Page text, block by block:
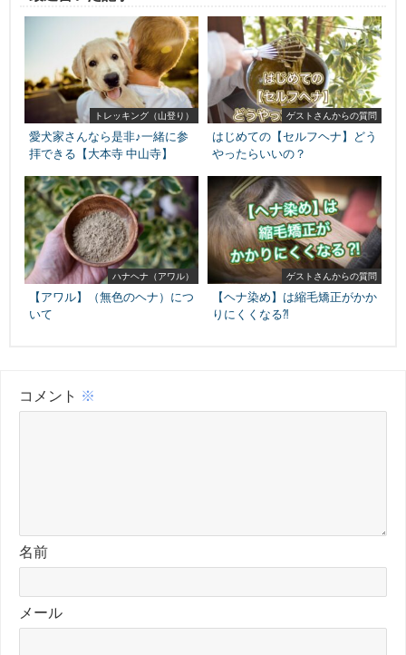
トレッキング（山登り）
愛犬家さんなら是非♪一緒に参
拝できる【大本寺 中山寺】
ゲストさんからの質問
はじめての【セルフヘナ】どう
やったらいいの？
ハナヘナ（アワル）
【アワル】（無色のヘナ）につ
いて
ゲストさんからの質問
【ヘナ染め】は縮毛矯正がかか
りにくくなる⁈
コメント ※
名前
メール